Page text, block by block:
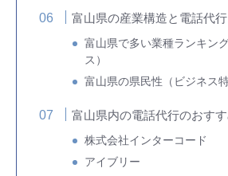
富山県の産業構造と電話代
富山県で多い業種ランキン
ス）
富山県の県民性（ビジネス特
富山県内の電話代行のおす
株式会社インターコード
アイブリー